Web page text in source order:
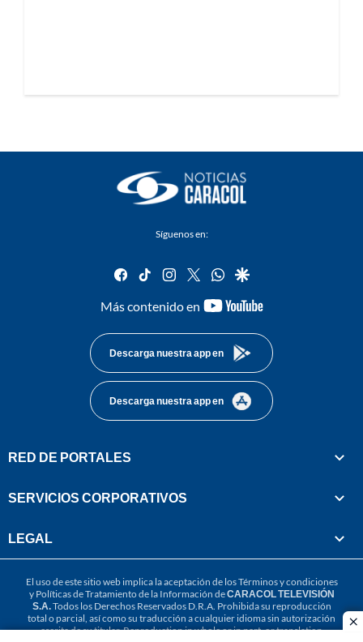
Síguenos en:
facebook
tiktok instagram
twitterwhatsapp
google
Más contenido en
youtube-
Descarga nuestra app en
Descarga nuestra app en
RED DE PORTALES
SERVICIOS CORPORATIVOS
LEGAL
El uso de este sitio web implica la aceptación de losTérminos y condiciones
y Políticas de Tratamiento de la Información deCARACOL TELEVISIÓN
S.A.Todos los Derechos Reservados D.R.A. Prohibida su reproducción
total o parcial, así como su traducción a cualquier idioma sin autorización
escrita de su titular. Reproduction in whole or in part, or translation